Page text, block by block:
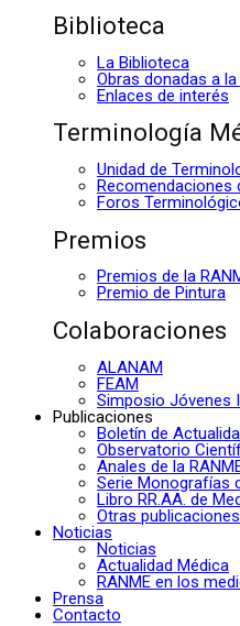
Biblioteca
La Biblioteca
Obras donadas a
Enlaces de interés
Terminología
Unidad de
Recomendaciones
Foros
Premios
Premios de la
Premio de Pintura
Colaboraciones
ALANAM
FEAM
Simposio Jóvenes
Publicaciones
Boletín de
Observatorio
Anales de la
Serie Monografías
Libro RR.AA. de
Otras publicaciones
Noticias
Noticias
Actualidad Médica
RANME en los
Prensa
Contacto